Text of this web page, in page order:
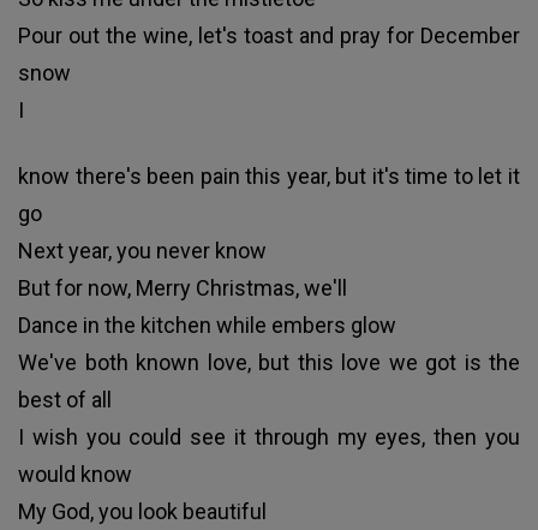
Pour out the wine, let's toast and pray for December
snow
I
know there's been pain this year, but it's time to let it
go
Next year, you never know
But for now, Merry Christmas, we'll
Dance in the kitchen while embers glow
We've both known love, but this love we got is the
best of all
I wish you could see it through my eyes, then you
would know
My God, you look beautiful